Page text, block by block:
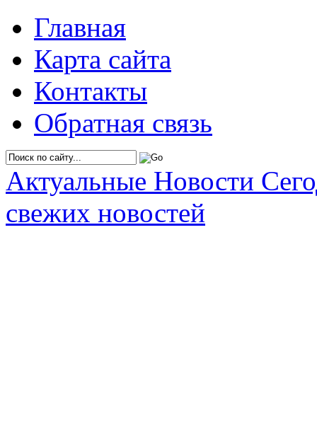
Главная
Карта сайта
Контакты
Обратная связь
Актуальные Новости
свежих новостей